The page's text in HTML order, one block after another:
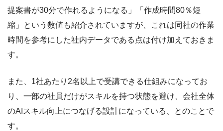
提案書が30分で作れるようになる」「作成時間80％短
縮」という数値も紹介されていますが、これは同社の作業
時間を参考にした社内データである点は付け加えておきま
す。
また、1社あたり2名以上で受講できる仕組みになってお
り、一部の社員だけがスキルを持つ状態を避け、会社全体
のAIスキル向上につなげる設計になっている、とのことで
す。